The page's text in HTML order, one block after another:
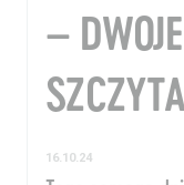
Kup bilet
–
16.10.24